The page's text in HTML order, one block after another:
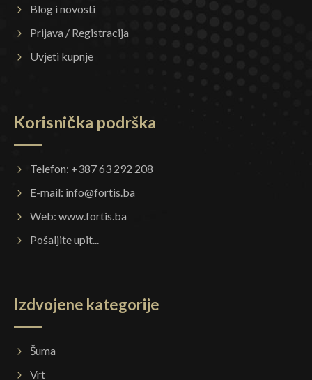
Blog i novosti
Prijava / Registracija
Uvjeti kupnje
Korisnička podrška
Telefon: +387 63 292 208
E-mail: info@fortis.ba
Web: www.fortis.ba
Pošaljite upit...
Izdvojene kategorije
Šuma
Vrt